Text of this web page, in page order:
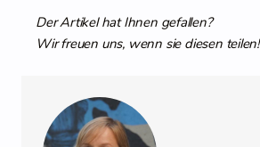
Der Artikel hat Ihnen gefallen?
Wir freuen uns, wenn sie diesen teilen!